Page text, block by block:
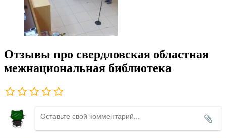
Отзывы про свердловская областная
межнациональная библиотека